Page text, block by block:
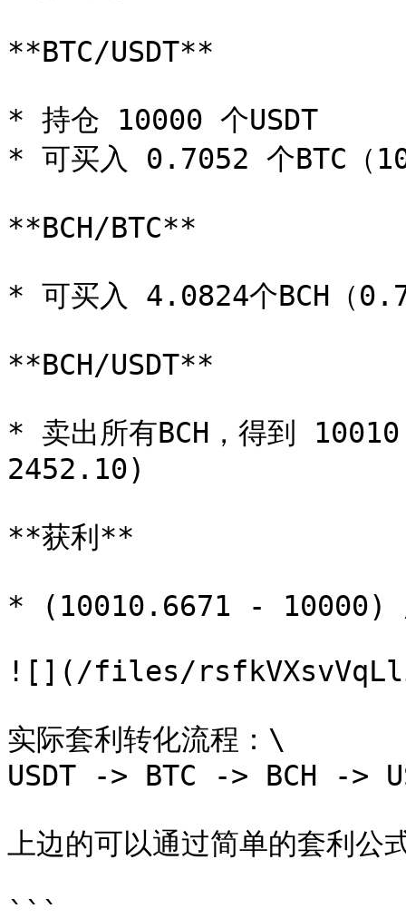
**BTC/USDT**
* 持仓 10000 个USDT
* 可买入 0.7052 个BTC（
**BCH/BTC**
* 可买入 4.0824个BCH（
**BCH/USDT**
* 卖出所有BCH，得到
2452.10)
**获利**
* (10010.6671 - 10000)
![](/files/
实际套利转化流程：\
USDT -> BTC -> BCH ->
上边的可以通过简单的套利公